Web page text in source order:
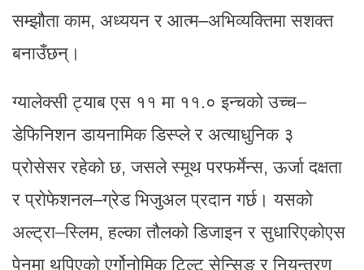
सम्झौता काम, अध्ययन र आत्म–अभिव्यक्तिमा सशक्त
बनाउँछन्।
ग्यालेक्सी ट्याब एस ११ मा ११.० इन्चको उच्च–
डेफिनिशन डायनामिक डिस्प्ले र अत्याधुनिक ३
प्रोसेसर रहेको छ, जसले स्मूथ परफर्मेन्स, ऊर्जा दक्षता
र प्रोफेशनल–ग्रेड भिजुअल प्रदान गर्छ। यसको
अल्ट्रा–स्लिम, हल्का तौलको डिजाइन र सुधारिएकोएस
पेनमा थपिएको एर्गोनोमिक टिल्ट सेन्सिङ र नियन्त्रण